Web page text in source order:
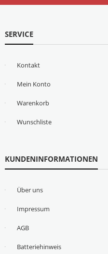
SERVICE
Kontakt
Mein Konto
Warenkorb
Wunschliste
KUNDENINFORMATIONEN
Über uns
Impressum
AGB
Batteriehinweis